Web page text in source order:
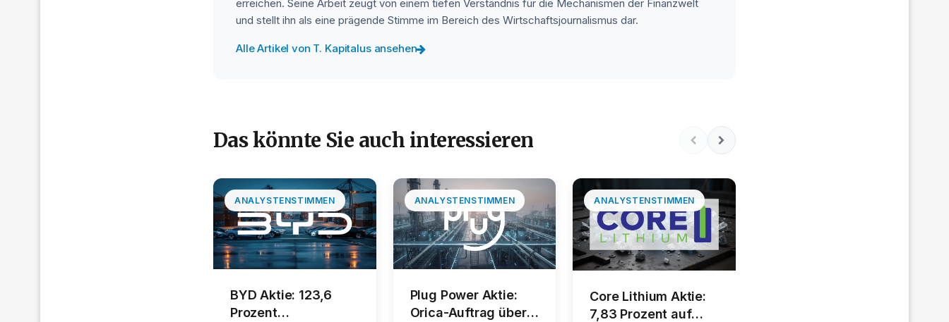
erreichen. Seine Arbeit zeugt von einem tiefen Verständnis für die Mechanismen der Finanzwelt
und stellt ihn als eine prägende Stimme im Bereich des Wirtschaftsjournalismus dar.
Alle Artikel von T. Kapitalus ansehen
Das könnte Sie auch interessieren
ANALYSTENSTIMMEN
BYD Aktie: 123,6
Prozent
ANALYSTENSTIMMEN
Plug Power Aktie:
Orica-Auftrag über
ANALYSTENSTIMMEN
Core Lithium Aktie:
7,83 Prozent auf